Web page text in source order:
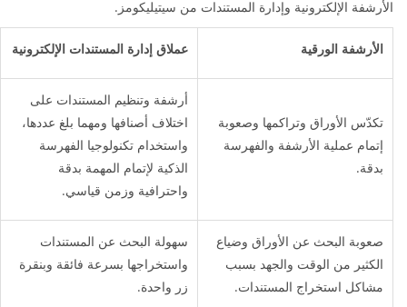
الأرشفة الإلكترونية وإدارة المستندات من سيتيليكومز.
الأرشفة الورقية عملاق إدارة المستندات الإلكترونية
تكدّس الأوراق وتراكمها وصعوبة
إتمام عملية الأرشفة والفهرسة
بدقة.
أرشفة وتنظيم المستندات على
اختلاف أصنافها ومهما بلغ عددها،
واستخدام تكنولوجيا الفهرسة
الذكية لإتمام المهمة بدقة
واحترافية وزمن قياسي.
صعوبة البحث عن الأوراق وضياع
الكثير من الوقت والجهد بسبب
مشاكل استخراج المستندات.
سهولة البحث عن المستندات
واستخراجها بسرعة فائقة وبنقرة
زر واحدة.